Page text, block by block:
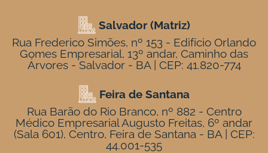
Salvador (Matriz)
Rua Frederico Simões, nº 153 - Edifício Orlando
Gomes Empresarial, 13º andar, Caminho das
Árvores - Salvador - BA | CEP: 41.820-774
Feira de Santana
Rua Barão do Rio Branco, nº 882 - Centro
Médico Empresarial Augusto Freitas, 6º andar
(Sala 601), Centro, Feira de Santana - BA | CEP:
44.001-535